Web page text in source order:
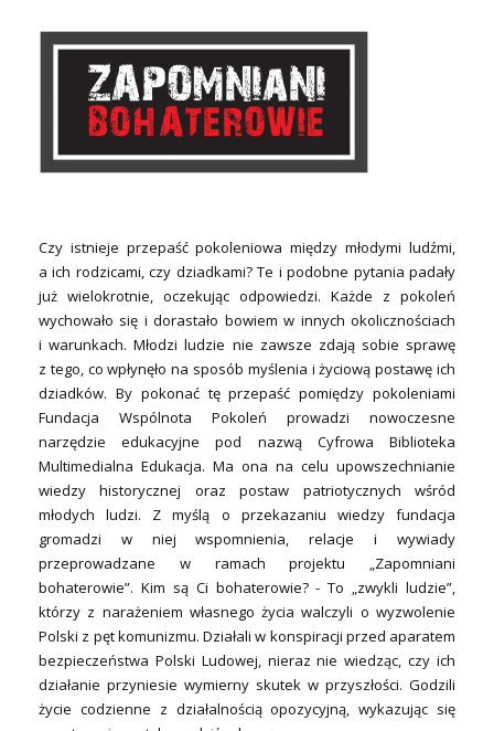
Czy istnieje przepaść pokoleniowa między młodymi ludźmi,
a ich rodzicami, czy dziadkami? Te i podobne pytania padały
już wielokrotnie, oczekując odpowiedzi. Każde z pokoleń
wychowało się i dorastało bowiem w innych okolicznościach
i warunkach. Młodzi ludzie nie zawsze zdają sobie sprawę
z tego, co wpłynęło na sposób myślenia i życiową postawę ich
dziadków. By pokonać tę przepaść pomiędzy pokoleniami
Fundacja Wspólnota Pokoleń prowadzi nowoczesne
narzędzie edukacyjne pod nazwą Cyfrowa Biblioteka
Multimedialna Edukacja. Ma ona na celu upowszechnianie
wiedzy historycznej oraz postaw patriotycznych wśród
młodych ludzi. Z myślą o przekazaniu wiedzy fundacja
gromadzi w niej wspomnienia, relacje i wywiady
przeprowadzane w ramach projektu „Zapomniani
bohaterowie”. Kim są Ci bohaterowie? - To „zwykli ludzie”,
którzy z narażeniem własnego życia walczyli o wyzwolenie
Polski z pęt komunizmu. Działali w konspiracji przed aparatem
bezpieczeństwa Polski Ludowej, nieraz nie wiedząc, czy ich
działanie przyniesie wymierny skutek w przyszłości. Godzili
życie codzienne z działalnością opozycyjną, wykazując się